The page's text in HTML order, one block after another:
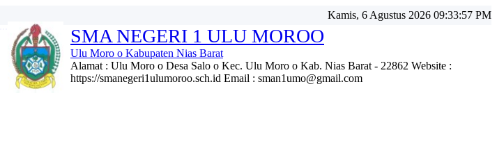
Kamis, 6 Agustus 2026 09:33:59 PM
SMA NEGERI 1 ULU MOROO
Ulu Moro o Kabupaten Nias Barat
Alamat : Ulu Moro o Desa Salo o Kec. Ulu Moro o Kab. Nias Barat - 22862 Website :
https://smanegeri1ulumoroo.sch.id Email : sman1umo@gmail.com